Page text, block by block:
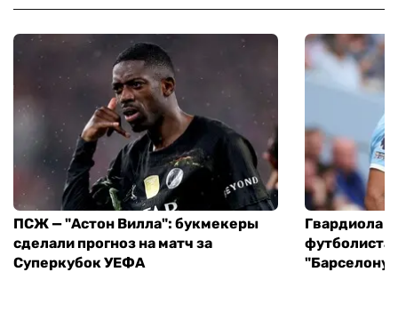
ПСЖ — "Астон Вилла": букмекеры
сделали прогноз на матч за
Суперкубок УЕФА
Гвардиола
футболиста